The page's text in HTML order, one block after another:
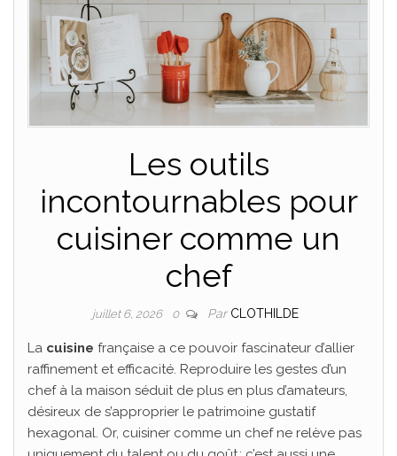
Les outils
incontournables pour
cuisiner comme un
chef
juillet 6, 2026 0 Par CLOTHILDE
La cuisine française a ce pouvoir fascinateur d’allier
raffinement et efficacité. Reproduire les gestes d’un
chef à la maison séduit de plus en plus d’amateurs,
désireux de s’approprier le patrimoine gustatif
hexagonal. Or, cuisiner comme un chef ne relève pas